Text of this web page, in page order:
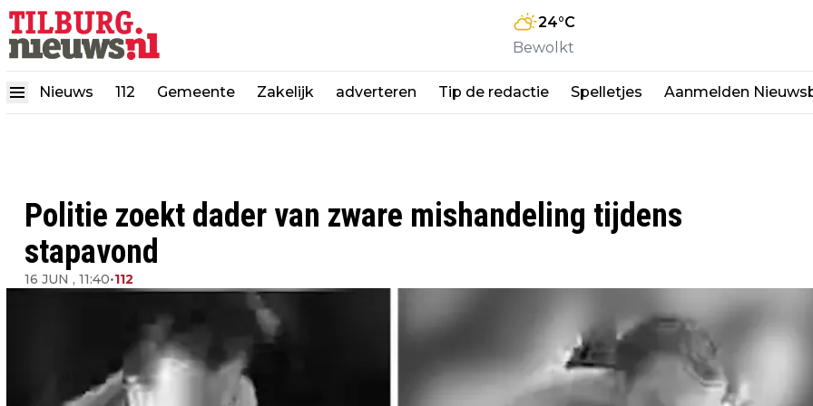
24°C
Bewolkt
Nieuws 112 Gemeente Zakelijk adverteren Tip de redactie Spelletjes Aanmelden
Politie zoekt dader van zware mishandeling tijdens
stapavond
16 JUN , 11:40•112